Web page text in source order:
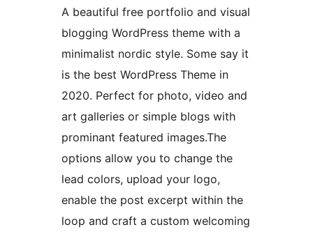
A beautiful free portfolio and visual
blogging WordPress theme with a
minimalist nordic style. Some say it
is the best WordPress Theme in
2020. Perfect for photo, video and
art galleries or simple blogs with
prominant featured images.The
options allow you to change the
lead colors, upload your logo,
enable the post excerpt within the
loop and craft a custom welcoming